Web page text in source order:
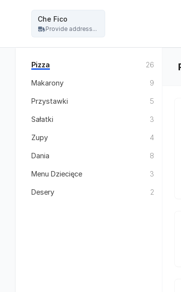
Che Fico
Provide address...
Pizza 26
Makarony 9
Przystawki 5
Sałatki 3
Zupy 4
Dania 8
Menu Dziecięce 3
Desery 2